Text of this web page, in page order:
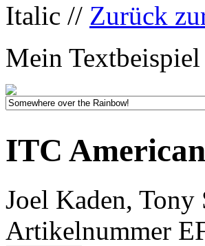
Italic // Zurück
Mein Textbeispiel
ITC
Joel Kaden, Tony
Artikelnummer